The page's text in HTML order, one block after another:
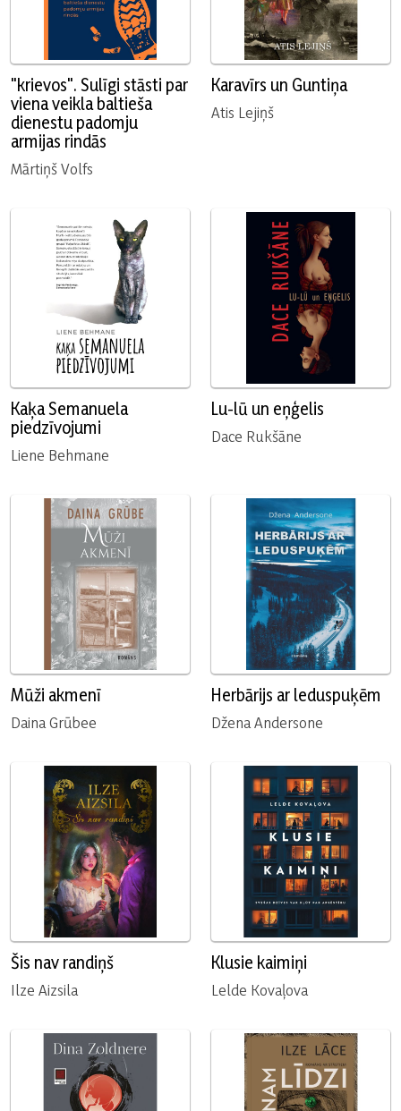
"krievos". Sulīgi stāsti par
viena veikla baltieša
dienestu padomju
armijas rindās
Mārtiņš Volfs
Karavīrs un Guntiņa
Atis Lejiņš
Kaķa Semanuela
piedzīvojumi
Liene Behmane
Lu-lū un eņģelis
Dace Rukšāne
Mūži akmenī
Daina Grūbee
Herbārijs ar leduspuķēm
Džena Andersone
Šis nav randiņš
Ilze Aizsila
Klusie kaimiņi
Lelde Kovaļova